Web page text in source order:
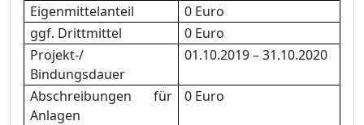
Eigenmittelanteil 0 Euro
ggf. Drittmittel
0 Euro
Projekt-/
Bindungsdauer
01.10.2019 – 31.10.2020
Abschreibungen für
Anlagen
0 Euro